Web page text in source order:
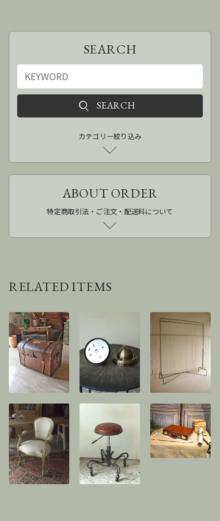
SEARCH
カテゴリー絞り込み
ABOUT ORDER
特定商取引法・ご注文・配送料について
RELATED ITEMS